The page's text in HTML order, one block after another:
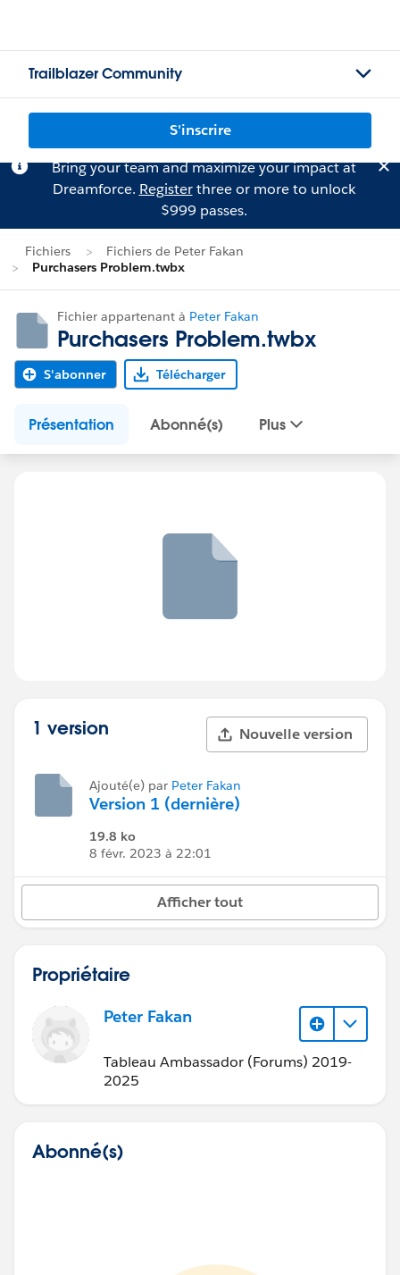
Trailblazer Community
S'inscrire
Bring your team and maximize your impact at
Dreamforce. Registerthree or more to unlock
$999 passes.
Fichiers
Fichiers de Peter Fakan
Purchasers Problem.twbx
Fichier appartenant à Peter Fakan
Purchasers Problem.twbx
S'abonner Télécharger
Présentation Abonné(s) Plus
1 version Nouvelle version
Ajouté(e) par Peter Fakan
Version 1 (dernière)
19.8 ko
8 févr. 2023 à 22:01
Afficher tout
Propriétaire
Peter Fakan
Tableau Ambassador (Forums) 2019-
2025
Abonné(s)